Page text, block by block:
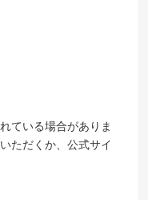
ている場合がありま
ただくか、公式サイ